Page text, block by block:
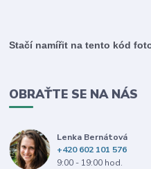
Stačí namířit na tento kód
OBRAŤTE SE NA NÁS
Lenka Bernátová
+420 602 101 576
9:00 - 19:00 hod.